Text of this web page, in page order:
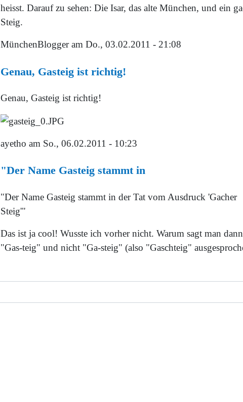
heisst. Darauf zu sehen: Die Isar, das alte München, und ein
Steig.
MünchenBloggeram Do., 03.02.2011 - 21:08
Genau, Gasteig ist richtig!
Genau, Gasteig ist richtig!
ayetho am So., 06.02.2011 - 10:23
"Der Name Gasteig stammt in
"Der Name Gasteig stammt in der Tat vom Ausdruck 'Gacher
Steig'"
Das ist ja cool! Wusste ich vorher nicht. Warum sagt man dann
"Gas-teig" und nicht "Ga-steig" (also "Gaschteig"